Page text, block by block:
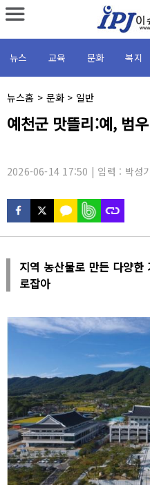
뉴스 교육 문화 복지
채
명
뉴스홈 > 문화 > 일반
기
사
:
예천군 맛뜰리:예, 범
2026-06-14 17:50 | 입력 : 박성기
지역 농산물로 만든 다양
로잡아